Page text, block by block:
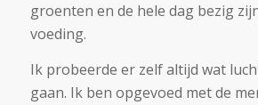
groenten en de hele dag bezig
voeding.
Ik probeerde er zelf altijd wat
gaan. Ik ben opgevoed met de